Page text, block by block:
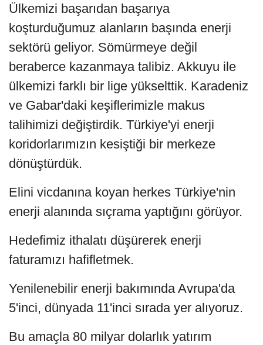
Ülkemizi başarıdan başarıya
koşturduğumuz alanların başında enerji
sektörü geliyor. Sömürmeye değil
beraberce kazanmaya talibiz. Akkuyu ile
ülkemizi farklı bir lige yükselttik. Karadeniz
ve Gabar'daki keşiflerimizle makus
talihimizi değiştirdik. Türkiye'yi enerji
koridorlarımızın kesiştiği bir merkeze
dönüştürdük.
Elini vicdanına koyan herkes Türkiye'nin
enerji alanında sıçrama yaptığını görüyor.
Hedefimiz ithalatı düşürerek enerji
faturamızı hafifletmek.
Yenilenebilir enerji bakımında Avrupa'da
5'inci, dünyada 11'inci sırada yer alıyoruz.
Bu amaçla 80 milyar dolarlık yatırım